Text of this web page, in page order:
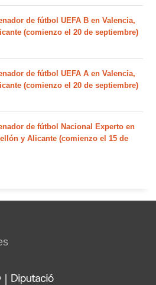
de fútbol UEFA B en Valencia,
(comienzo el 20 de septiembre)
de fútbol UEFA A en Valencia,
(comienzo el 20 de septiembre)
de fútbol Nacional Experto en
y Alicante (comienzo el 15 de